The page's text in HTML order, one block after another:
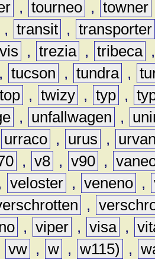
, tourneo , towner
, transit , transporter
, trezia , tribeca
, tucson , tundra ,
, twizy , typ ,
, unfallwagen ,
urraco , urus ,
, v8 , v90 ,
veloster , veneno ,
,
, viper , visa ,
vw , w , w115) ,